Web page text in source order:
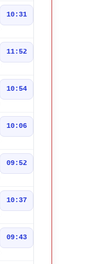
10:31
11:52
10:54
10:06
09:52
10:37
09:43